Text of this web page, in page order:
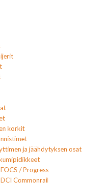
korkit
ja jäähdytyksen osat
/ Progress
Commonrail